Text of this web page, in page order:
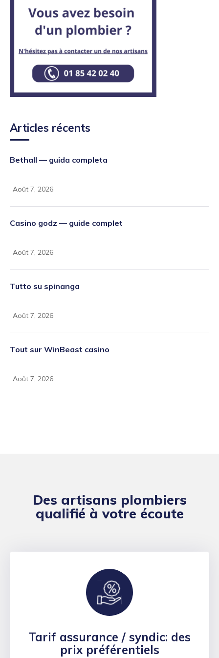
Articles récents
Bethall — guida completa
Août 7, 2026
Casino godz — guide complet
Août 7, 2026
Tutto su spinanga
Août 7, 2026
Tout sur WinBeast casino
Août 7, 2026
Des artisans plombiers
qualifié à votre écoute
Tarif assurance / syndic: des
prix préférentiels